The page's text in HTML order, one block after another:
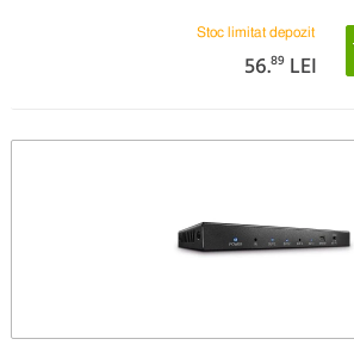
Stoc limitat depozit
56.89 LEI